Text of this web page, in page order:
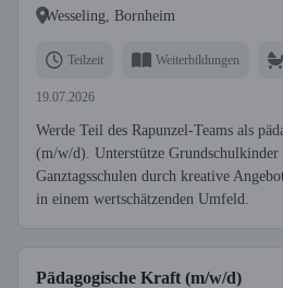
Wesseling, Bornheim
Teilzeit Weiterbildungen
19.07.2026
Werde Teil des Rapunzel-Teams als
(m/w/d). Unterstütze
Ganztagsschulen durch kreative
in einem wertschätzenden Umfeld.
Pädagogische Kraft (m/w/d)